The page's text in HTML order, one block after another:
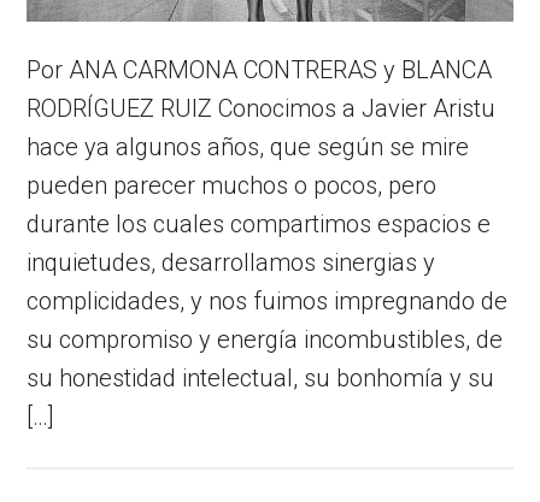
Por ANA CARMONA CONTRERAS y BLANCA
RODRÍGUEZ RUIZ Conocimos a Javier Aristu
hace ya algunos años, que según se mire
pueden parecer muchos o pocos, pero
durante los cuales compartimos espacios e
inquietudes, desarrollamos sinergias y
complicidades, y nos fuimos impregnando de
su compromiso y energía incombustibles, de
su honestidad intelectual, su bonhomía y su
[…]